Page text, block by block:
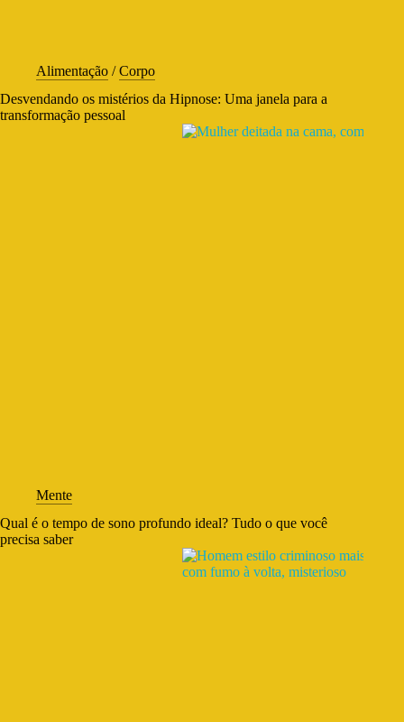
Alimentação /Corpo
Desvendando os mistérios da Hipnose: Uma janela para a
transformação pessoal
Mente
Qual é o tempo de sono profundo ideal? Tudo o que você
precisa saber